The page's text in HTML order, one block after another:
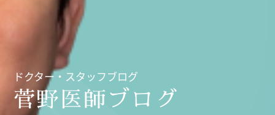
ドクター・スタッフブログ
菅野医師ブログ